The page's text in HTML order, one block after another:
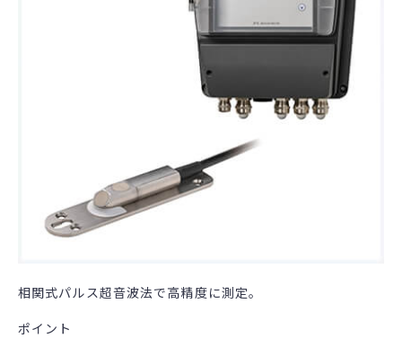
相関式パルス超音波法で高精度に測定。
ポイント